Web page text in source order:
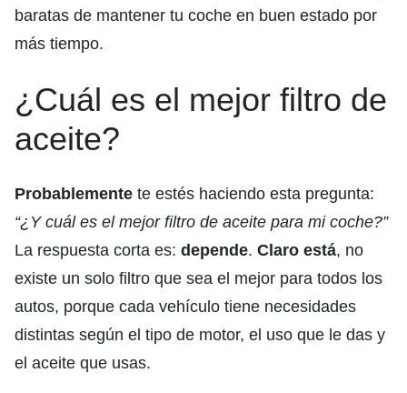
baratas de mantener tu coche en buen estado por
más tiempo.
¿Cuál es el mejor filtro de
aceite?
Probablemente te estés haciendo esta pregunta:
“¿Y cuál es el mejor filtro de aceite para mi coche?”
La respuesta corta es: depende. Claro está, no
existe un solo filtro que sea el mejor para todos los
autos, porque cada vehículo tiene necesidades
distintas según el tipo de motor, el uso que le das y
el aceite que usas.